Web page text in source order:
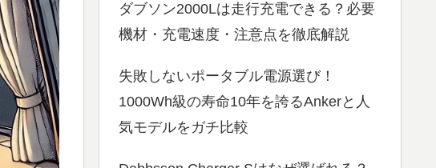
ダブソン2000Lは走行充電できる？必要
機材・充電速度・注意点を徹底解説
失敗しないポータブル電源選び！
1000Wh級の寿命10年を誇るAnkerと人
気モデルをガチ比較